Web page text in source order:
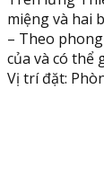
lộc
đá
thạch
anh
hồng
miệng và hai
– Theo
của và có thể
Vị trí đặt: